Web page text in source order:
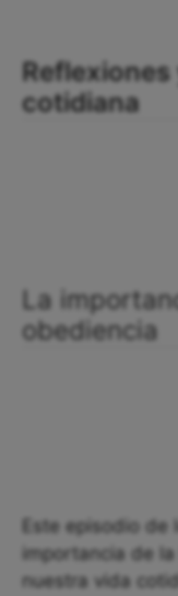
cotidiana
La
obediencia
Este episodio
importancia de
nuestra vida